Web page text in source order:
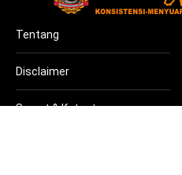
Tentang
Disclaimer
Syarat & Ketentuan